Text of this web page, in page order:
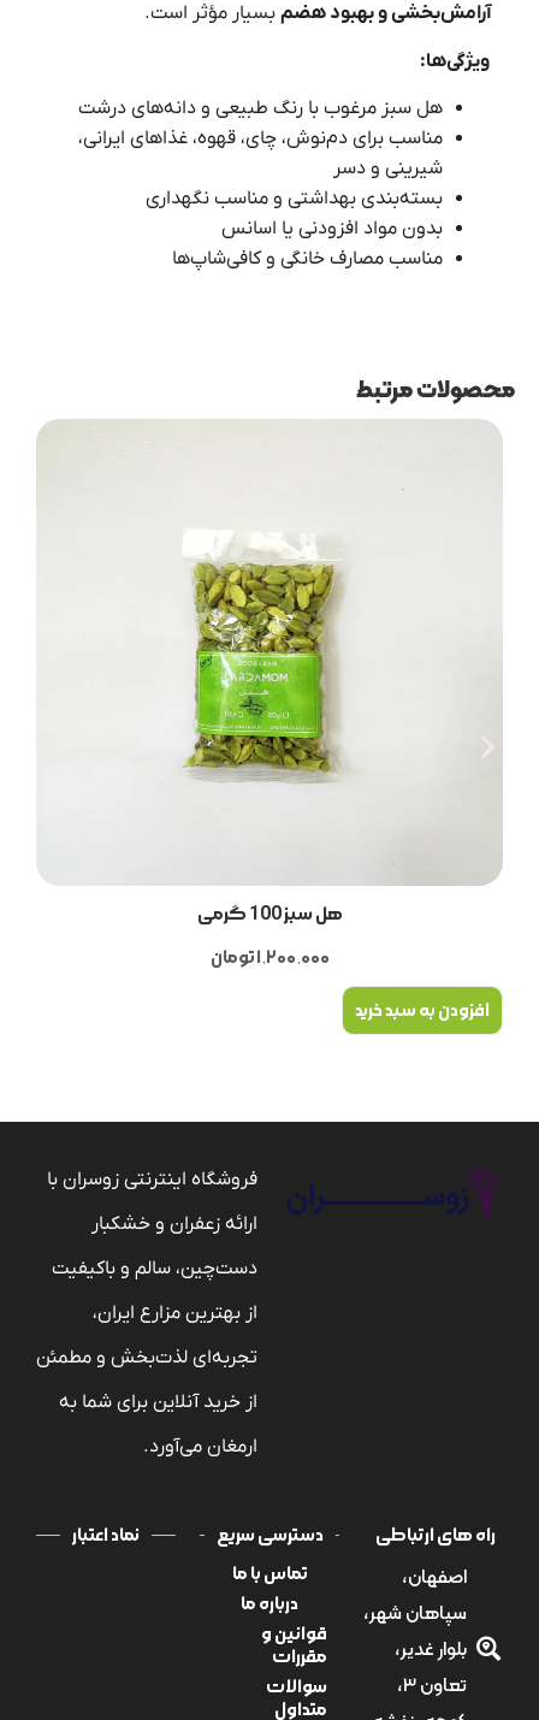
آرامش‌بخشی و بهبود هضم بسیار مؤثر است.
ویژگی‌ها:
هل سبز مرغوب با رنگ طبیعی و دانه‌های درشت
مناسب برای دم‌نوش، چای، قهوه، غذاهای ایرانی،
شیرینی و دسر
بسته‌بندی بهداشتی و مناسب نگهداری
بدون مواد افزودنی یا اسانس
مناسب مصارف خانگی و کافی‌شاپ‌ها
محصولات مرتبط
هل سبز 100 گرمی
1,200,000تومان
افزودن به سبد خرید
فروشگاه اینترنتی زوسران با
ارائه زعفران و خشکبار
دست‌چین، سالم و باکیفیت
از بهترین مزارع ایران،
تجربه‌ای لذت‌بخش و مطمئن
از خرید آنلاین برای شما به
ارمغان می‌آورد.
راه های ارتباطی
اصفهان،
سپاهان شهر،
بلوار غدیر،
تعاون 3،
دسترسی سریع
تماس با ما
درباره ما
قوانین و
مقررات
سوالات
متداول
نماد اعتبار